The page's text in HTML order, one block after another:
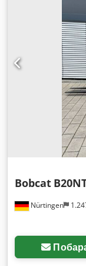
Nürtingen
Bobcat